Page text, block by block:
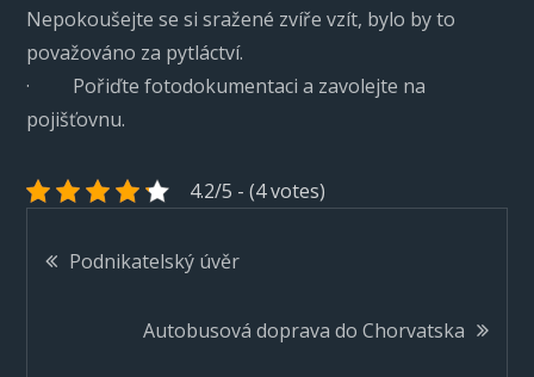
Nepokoušejte se si sražené zvíře vzít, bylo by to
považováno za pytláctví.
· Pořiďte fotodokumentaci a zavolejte na
pojišťovnu.
4.2/5 - (4 votes)
Navigace
Podnikatelský úvěr
Autobusová doprava do Chorvatska